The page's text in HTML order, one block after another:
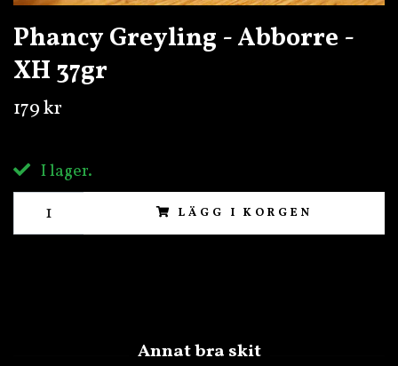
Phancy Greyling - Abborre -
XH 37gr
179 kr
I lager.
LÄGG I KORGEN